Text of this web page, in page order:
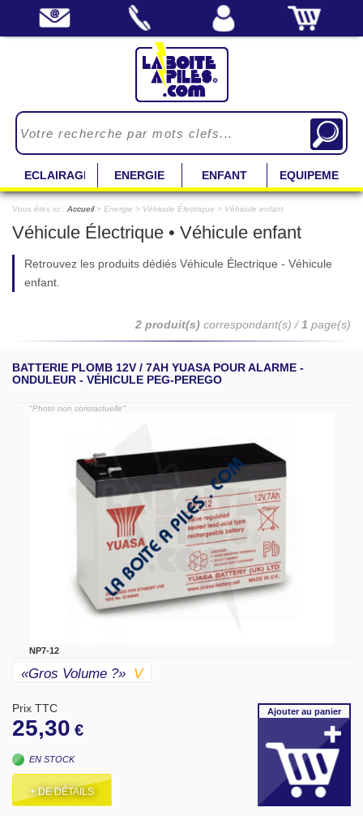
ECLAIRAGE ENERGIE ENFANT EQUIPEMENT
Vous êtes ici : Accueil> Energie > Véhicule Électrique > Véhicule enfant
Véhicule Électrique • Véhicule enfant
Retrouvez les produits dédiés Véhicule Électrique - Véhicule
enfant.
2 produit(s) correspondant(s) /1 page(s)
BATTERIE PLOMB 12V / 7AH YUASA POUR ALARME -
ONDULEUR - VÉHICULE PEG-PEREGO
"Photo non contractuelle"
NP7-12
«gros Volume ?» V
Prix TTC
25,30 €
EN STOCK
+ DE DÉTAILS
Ajouterau panier